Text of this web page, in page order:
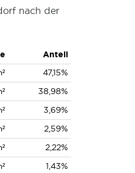
nach der
Anteil
47,15%
38,98%
3,69%
2,59%
2,22%
1,43%